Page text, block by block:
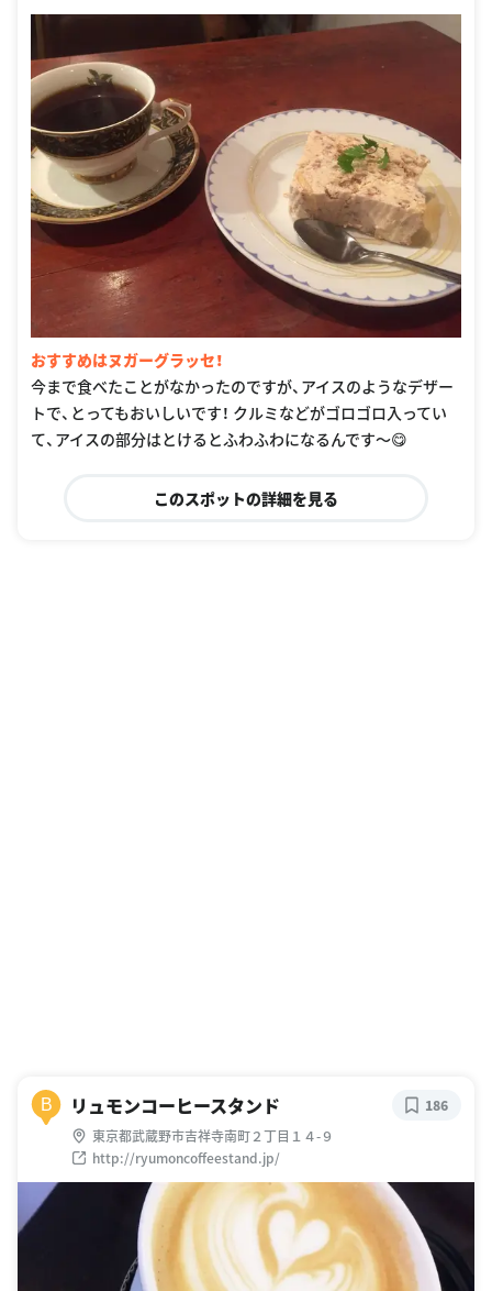
おすすめはヌガーグラッセ！
今まで食べたことがなかったのですが、アイスのようなデザー
トで、とってもおいしいです！ クルミなどがゴロゴロ入ってい
て、アイスの部分はとけるとふわふわになるんです〜😋
このスポットの詳細を見る
B リュモンコーヒースタンド
東京都武蔵野市吉祥寺南町２丁目１４-９
http://ryumoncoffeestand.jp/
186